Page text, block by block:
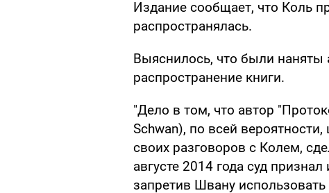
Издание сообщает, что Коль
распространялась.
Выяснилось, что были
распространение книги.
"Дело в том, что автор
Schwan), по всей
своих разговоров с Колем,
августе 2014 года суд
запретив Швану